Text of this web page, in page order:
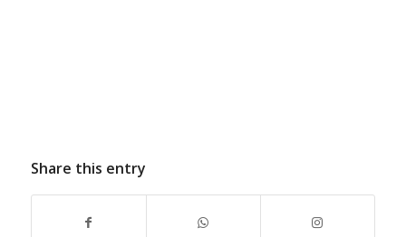
Share this entry